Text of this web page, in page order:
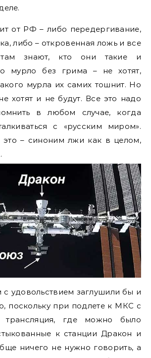
от РФ – либо передергивание,
либо – откровенная ложь и все
знают, кто они такие и
мурло без грима – не хотят,
мурла их самих тошнит. Но
хотят и не будут. Все это надо
в любом случае, когда
с «русским миром».
– синоним лжи как в целом,
с удовольствием заглушили бы и
поскольку при подлете к МКС с
где можно было
к станции Дракон и
ничего не нужно говорить, а